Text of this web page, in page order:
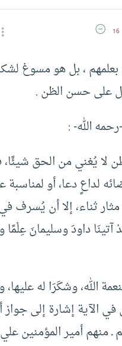
حجم الخط
16 تقليل حجم الخط
بعلمهم ، بل هو مسوغ
على حسن الظن .
الله- :
لا يُغني من الحق شيئًا،
لداعٍ دعا، أو لمناسبة
ثناء، إلا أن يُسرف
داودَ وسليمانَ عِلْمًا
الله، وشكَرَا له
في الآية إشارة إلى
منهم أمير المؤمنين